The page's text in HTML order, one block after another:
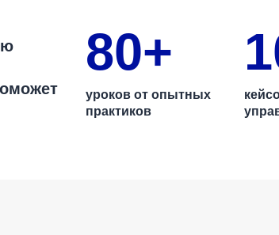
80+
уроков от опытных
практиков